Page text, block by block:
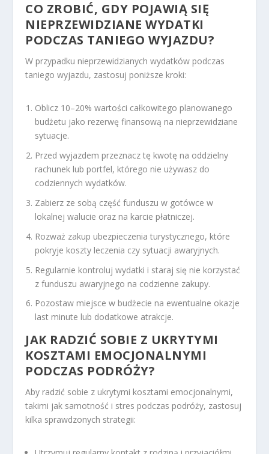
CO ZROBIĆ, GDY POJAWIĄ SIĘ
NIEPRZEWIDZIANE WYDATKI
PODCZAS TANIEGO WYJAZDU?
W przypadku nieprzewidzianych wydatków podczas
taniego wyjazdu, zastosuj poniższe kroki:
Oblicz 10–20% wartości całkowitego planowanego
budżetu jako rezerwę finansową na nieprzewidziane
sytuacje.
Przed wyjazdem przeznacz tę kwotę na oddzielny
rachunek lub portfel, którego nie używasz do
codziennych wydatków.
Zabierz ze sobą część funduszu w gotówce w
lokalnej walucie oraz na karcie płatniczej.
Rozważ zakup ubezpieczenia turystycznego, które
pokryje koszty leczenia czy sytuacji awaryjnych.
Regularnie kontroluj wydatki i staraj się nie korzystać
z funduszu awaryjnego na codzienne zakupy.
Pozostaw miejsce w budżecie na ewentualne okazje
last minute lub dodatkowe atrakcje.
JAK RADZIĆ SOBIE Z UKRYTYMI
KOSZTAMI EMOCJONALNYMI
PODCZAS PODRÓŻY?
Aby radzić sobie z ukrytymi kosztami emocjonalnymi,
takimi jak samotność i stres podczas podróży, zastosuj
kilka sprawdzonych strategii: